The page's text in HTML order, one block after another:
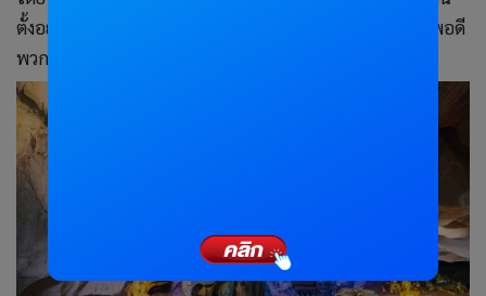
ตั้งอยู่ที่ ต.เขาน้อย อ.เขาชะเมา จ.ระยอง ซึ่งอยู่ระหว่างทางพอดี
พวกเราเลยแวะไปเที่ยวและทำบุญไหว้พระที่นี่กันก่อนค่ะ